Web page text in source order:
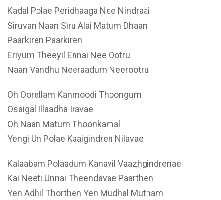
Kadal Polae Peridhaaga Nee Nindraai
Siruvan Naan Siru Alai Matum Dhaan
Paarkiren Paarkiren
Eriyum Theeyil Ennai Nee Ootru
Naan Vandhu Neeraadum Neerootru
Oh Oorellam Kanmoodi Thoongum
Osaigal Illaadha Iravae
Oh Naan Matum Thoonkamal
Yengi Un Polae Kaaigindren Nilavae
Kalaabam Polaadum Kanavil Vaazhgindrenae
Kai Neeti Unnai Theendavae Paarthen
Yen Adhil Thorthen Yen Mudhal Mutham